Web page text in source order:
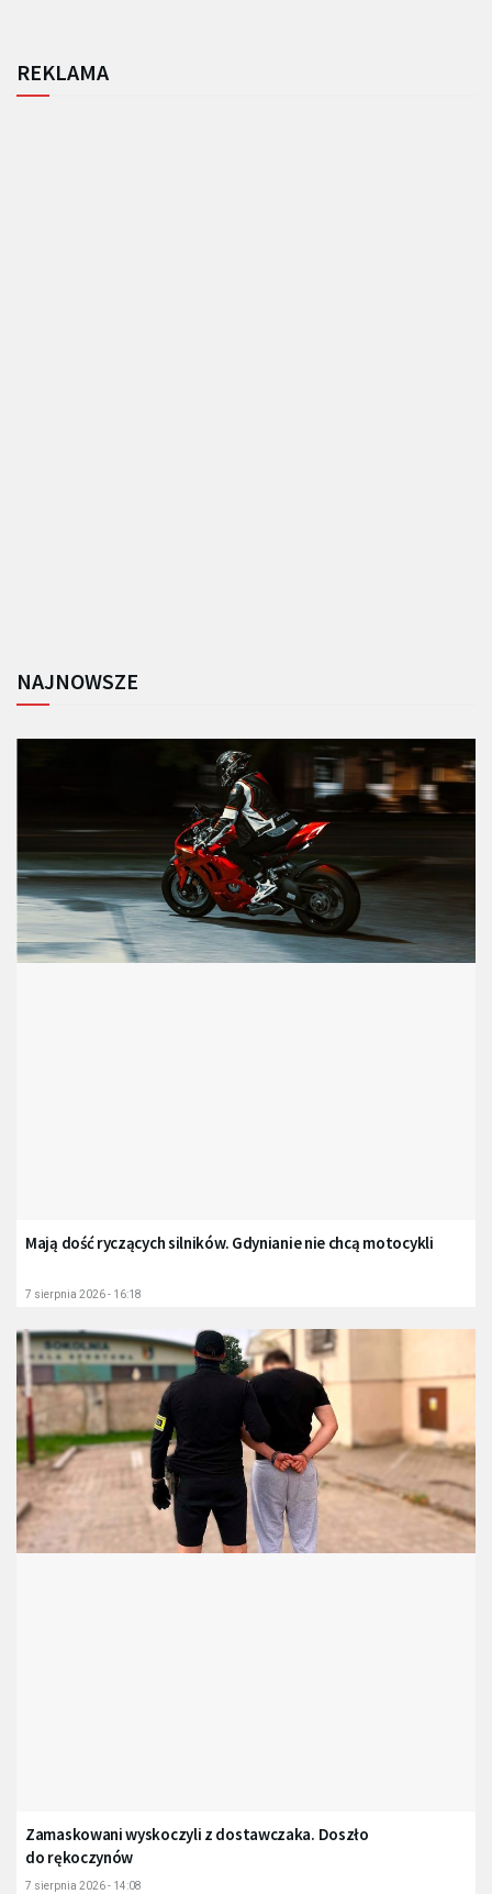
REKLAMA
NAJNOWSZE
Mają dość ryczących silników. Gdynianie nie chcą motocykli
7 sierpnia 2026 - 16:18
Zamaskowani wyskoczyli z dostawczaka. Doszło
do rękoczynów
7 sierpnia 2026 - 14:08